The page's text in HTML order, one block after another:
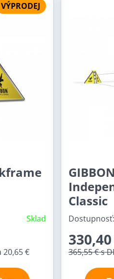
VÝPRODEJ
Sklad
20,65 €
GIBBON
Classic
Dostupnosť:
365,55 €s